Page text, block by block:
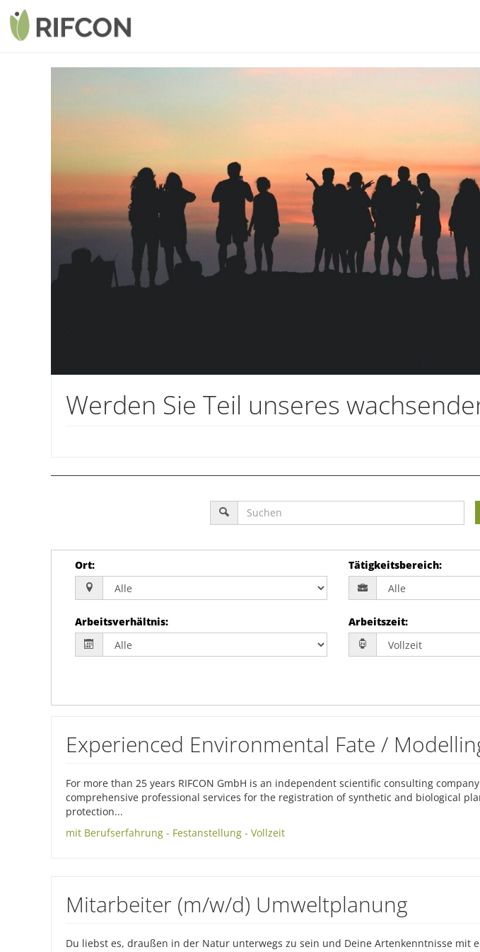
Werden Sie Teil unseres
Ort: Tätigkeitsbereich:
Arbeitsverhältnis: Arbeitszeit:
Experienced Environmental Fate /
For more than 25 years RIFCON GmbH is an independent scientific consulting
comprehensive professional services for the registration of synthetic and biological
protection...
mit Berufserfahrung - Festanstellung - Vollzeit
Mitarbeiter (m/w/d) Umweltplanung
Du liebst es, draußen in der Natur unterwegs zu sein und Deine Artenkenntnisse mit